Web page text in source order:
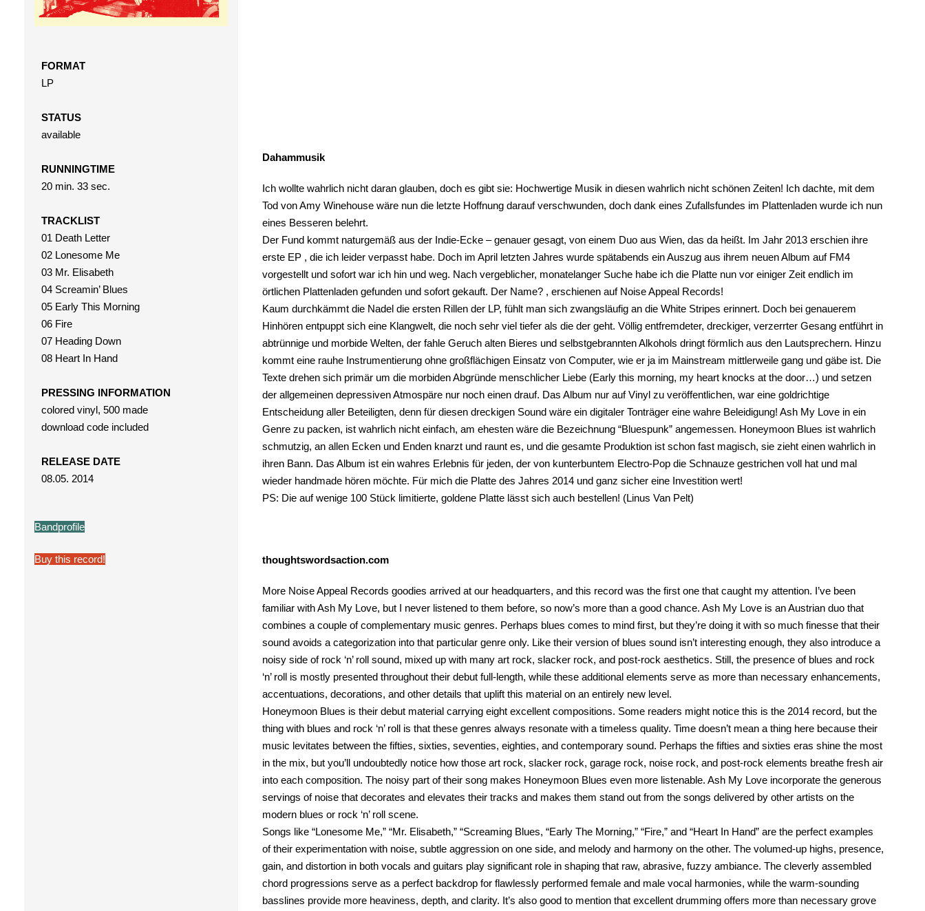
FORMAT
LP
STATUS
available
RUNNINGTIME
20 min. 33 sec.
TRACKLIST
01 Death Letter
02 Lonesome Me
03 Mr. Elisabeth
04 Screamin’ Blues
05 Early This Morning
06 Fire
07 Heading Down
08 Heart In Hand
PRESSING INFORMATION
colored vinyl, 500 made
download code included
RELEASE DATE
08.05. 2014
Bandprofile
Buy this record!
Dahammusik
Ich wollte wahrlich nicht daran glauben, doch es gibt sie: Hochwertige Musik in diesen wahrlich nicht schönen Zeiten! Ich dachte, mit dem
Tod von Amy Winehouse wäre nun die letzte Hoffnung darauf verschwunden, doch dank eines Zufallsfundes im Plattenladen wurde ich nun
eines Besseren belehrt.
Der Fund kommt naturgemäß aus der Indie-Ecke – genauer gesagt, von einem Duo aus Wien, das da heißt. Im Jahr 2013 erschien ihre
erste EP , die ich leider verpasst habe. Doch im April letzten Jahres wurde spätabends ein Auszug aus ihrem neuen Album auf FM4
vorgestellt und sofort war ich hin und weg. Nach vergeblicher, monatelanger Suche habe ich die Platte nun vor einiger Zeit endlich im
örtlichen Plattenladen gefunden und sofort gekauft. Der Name? , erschienen auf Noise Appeal Records!
Kaum durchkämmt die Nadel die ersten Rillen der LP, fühlt man sich zwangsläufig an die White Stripes erinnert. Doch bei genauerem
Hinhören entpuppt sich eine Klangwelt, die noch sehr viel tiefer als die der geht. Völlig entfremdeter, dreckiger, verzerrter Gesang entführt in
abtrünnige und morbide Welten, der fahle Geruch alten Bieres und selbstgebrannten Alkohols dringt förmlich aus den Lautsprechern. Hinzu
kommt eine rauhe Instrumentierung ohne großflächigen Einsatz von Computer, wie er ja im Mainstream mittlerweile gang und gäbe ist. Die
Texte drehen sich primär um die morbiden Abgründe menschlicher Liebe (Early this morning, my heart knocks at the door…) und setzen
der allgemeinen depressiven Atmospäre nur noch einen drauf. Das Album nur auf Vinyl zu veröffentlichen, war eine goldrichtige
Entscheidung aller Beteiligten, denn für diesen dreckigen Sound wäre ein digitaler Tonträger eine wahre Beleidigung! Ash My Love in ein
Genre zu packen, ist wahrlich nicht einfach, am ehesten wäre die Bezeichnung “Bluespunk” angemessen. Honeymoon Blues ist wahrlich
schmutzig, an allen Ecken und Enden knarzt und raunt es, und die gesamte Produktion ist schon fast magisch, sie zieht einen wahrlich in
ihren Bann. Das Album ist ein wahres Erlebnis für jeden, der von kunterbuntem Electro-Pop die Schnauze gestrichen voll hat und mal
wieder handmade hören möchte. Für mich die Platte des Jahres 2014 und ganz sicher eine Investition wert!
PS: Die auf wenige 100 Stück limitierte, goldene Platte lässt sich auch bestellen! (Linus Van Pelt)
thoughtswordsaction.com
More Noise Appeal Records goodies arrived at our headquarters, and this record was the first one that caught my attention. I’ve been
familiar with Ash My Love, but I never listened to them before, so now’s more than a good chance. Ash My Love is an Austrian duo that
combines a couple of complementary music genres. Perhaps blues comes to mind first, but they’re doing it with so much finesse that their
sound avoids a categorization into that particular genre only. Like their version of blues sound isn’t interesting enough, they also introduce a
noisy side of rock ‘n’ roll sound, mixed up with many art rock, slacker rock, and post-rock aesthetics. Still, the presence of blues and rock
‘n’ roll is mostly presented throughout their debut full-length, while these additional elements serve as more than necessary enhancements,
accentuations, decorations, and other details that uplift this material on an entirely new level.
Honeymoon Blues is their debut material carrying eight excellent compositions. Some readers might notice this is the 2014 record, but the
thing with blues and rock ‘n’ roll is that these genres always resonate with a timeless quality. Time doesn’t mean a thing here because their
music levitates between the fifties, sixties, seventies, eighties, and contemporary sound. Perhaps the fifties and sixties eras shine the most
in the mix, but you’ll undoubtedly notice how those art rock, slacker rock, garage rock, noise rock, and post-rock elements breathe fresh air
into each composition. The noisy part of their song makes Honeymoon Blues even more listenable. Ash My Love incorporate the generous
servings of noise that decorates and elevates their tracks and makes them stand out from the songs delivered by other artists on the
modern blues or rock ‘n’ roll scene.
Songs like “Lonesome Me,” “Mr. Elisabeth,” “Screaming Blues, “Early The Morning,” “Fire,” and “Heart In Hand” are the perfect examples
of their experimentation with noise, subtle aggression on one side, and melody and harmony on the other. The volumed-up highs, presence,
gain, and distortion in both vocals and guitars play significant role in shaping that raw, abrasive, fuzzy ambiance. The cleverly assembled
chord progressions serve as a perfect backdrop for flawlessly performed female and male vocal harmonies, while the warm-sounding
basslines provide more heaviness, depth, and clarity. It’s also good to mention that excellent drumming offers more than necessary grove